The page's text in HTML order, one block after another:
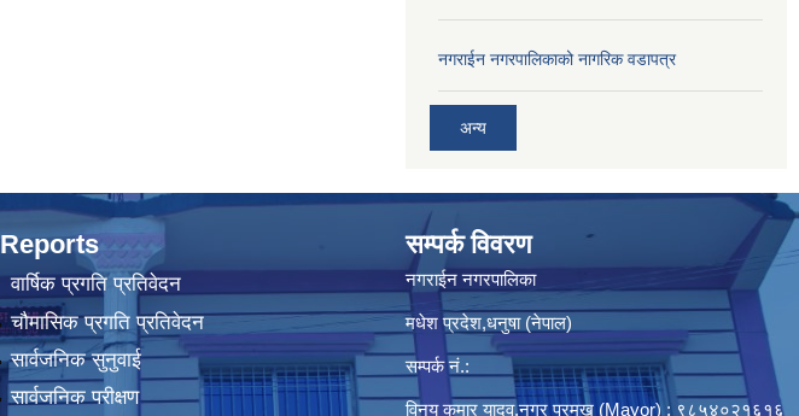
नगराईन नगरपालिकाको नागरिक वडापत्र
अन्य
Reports
वार्षिक प्रगति प्रतिवेदन
चौमासिक प्रगति प्रतिवेदन
सार्वजनिक सुनुवाई
सार्वजनिक परीक्षण
सम्पर्क विवरण
नगराईन नगरपालिका
मधेश प्रदेश,धनुषा (नेपाल)
सम्पर्क नं.:
विनय कुमार यादव,नगर प्रमुख (Mayor) : ९८५४०२१६१६